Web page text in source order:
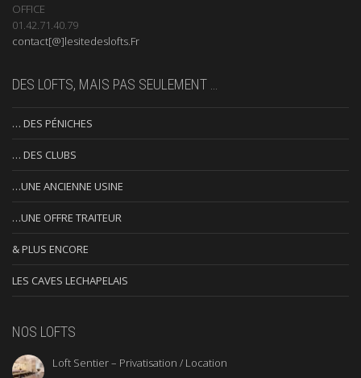
OFFICE
01.42.71.40.79
contact[@]lesitedeslofts.Fr
DES LOFTS, MAIS PAS SEULEMENT …
… DES PÉNICHES
… DES CLUBS
…UNE ANCIENNE USINE
…UNE OFFRE TRAITEUR
& PLUS ENCORE
LES CAVES LECHAPELAIS
NOS LOFTS
Loft Sentier – Privatisation / Location